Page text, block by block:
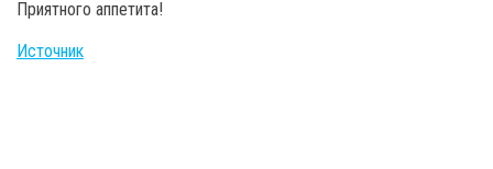
Приятного аппетита!
Источник